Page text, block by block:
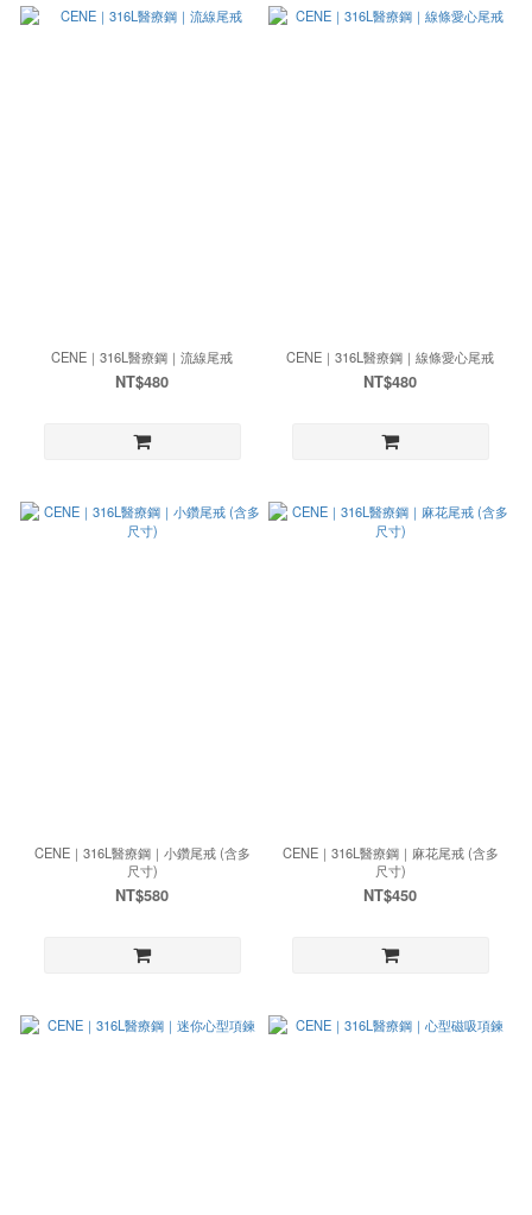
CENE｜316L醫療鋼｜流線尾戒
NT$480
CENE｜316L醫療鋼｜線條愛心尾戒
NT$480
CENE｜316L醫療鋼｜小鑽尾戒 (含多
尺寸)
NT$580
CENE｜316L醫療鋼｜麻花尾戒 (含多
尺寸)
NT$450